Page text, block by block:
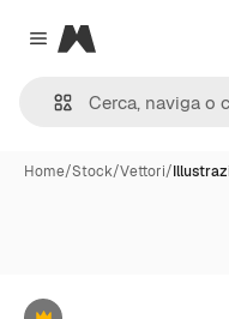
Close menu
Magnific
Home/Stock/Vettori/